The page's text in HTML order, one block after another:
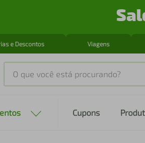
e Descontos Viagens
O que você está procurando?
Cupons